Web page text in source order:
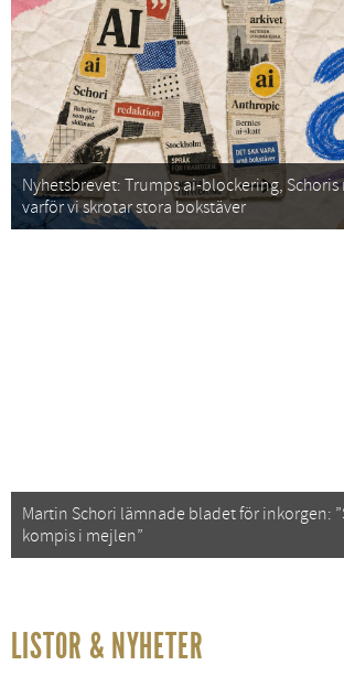
Nyhetsbrevet: Trumps ai-blockering, Schoris
varför vi skrotar stora bokstäver
Martin Schori lämnade bladet för inkorgen:
kompis i mejlen”
LISTOR & NYHETER